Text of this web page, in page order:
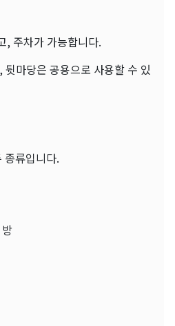
, 주차가 가능합니다.
마당은 공용으로 사용할 수 있
종류입니다.